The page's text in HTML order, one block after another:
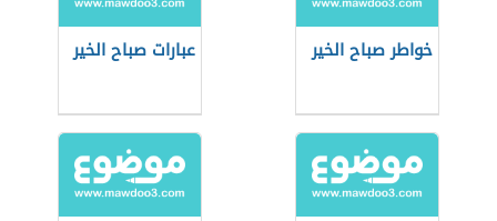
خواطر صباح الخير عبارات صباح الخير